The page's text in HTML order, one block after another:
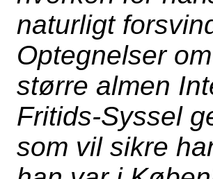
naturligt
Optegnelser
større almen
Fritids-Syssel
som vil sikre